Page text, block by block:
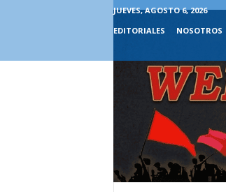
JUEVES, AGOSTO 6, 2026
EDITORIALES
NOSOTROS